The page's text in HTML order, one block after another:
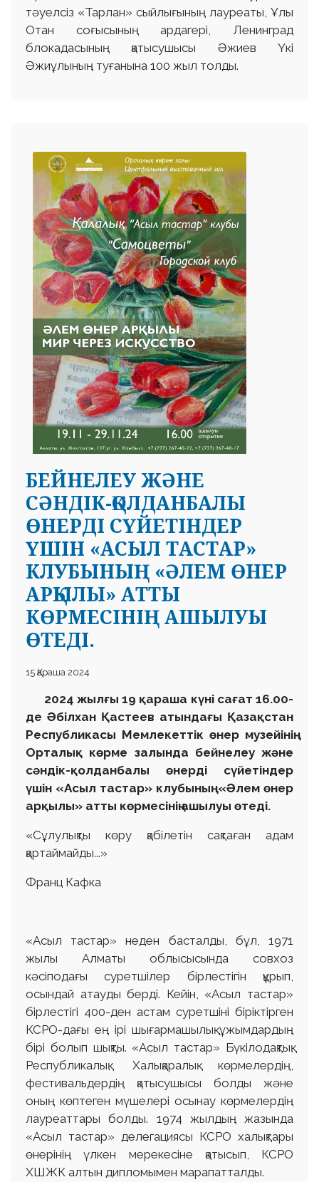
тәуелсіз «Тарлан» сыйлығының лауреаты, Ұлы
Отан соғысының ардагері, Ленинград
блокадасының қатысушысы Әжиев Үкі
Әжиұлының туғанына 100 жыл толды.
БЕЙНЕЛЕУ ЖӘНЕ
СӘНДІК-ҚОЛДАНБАЛЫ
ӨНЕРДІ СҮЙЕТІНДЕР
ҮШІН «АСЫЛ ТАСТАР»
КЛУБЫНЫҢ «ӘЛЕМ ӨНЕР
АРҚЫЛЫ» АТТЫ
КӨРМЕСІНІҢ АШЫЛУЫ
ӨТЕДІ.
15 Қараша 2024
2024 жылғы 19 қараша күні сағат 16.00-
де Әбілхан Қастеев атындағы Қазақстан
Республикасы Мемлекеттік өнер музейінің
Орталық көрме залында бейнелеу және
сәндік-қолданбалы өнерді сүйетіндер
үшін «Асыл тастар» клубының «Әлем өнер
арқылы» атты көрмесінің ашылуы өтеді.
«Сұлулықты көру қабілетін сақтаған адам
қартаймайды...»
Франц Кафка
«Асыл тастар» неден басталды, бұл, 1971
жылы Алматы облысысында совхоз
кәсіподағы суретшілер бірлестігін құрып,
осындай атауды берді. Кейін, «Асыл тастар»
бірлестігі 400-ден астам суретшіні біріктірген
КСРО-дағы ең ірі шығармашылық ұжымдардың
бірі болып шықты. «Асыл тастар» Бүкілодақтық,
Республикалық, Халықаралық көрмелердің,
фестивальдердің қатысушысы болды және
оның көптеген мүшелері осынау көрмелердің
лауреаттары болды. 1974 жылдың жазында
«Асыл тастар» делегациясы КСРО халықтары
өнерінің үлкен мерекесіне қатысып, КСРО
ХШЖК алтын дипломымен марапатталды.